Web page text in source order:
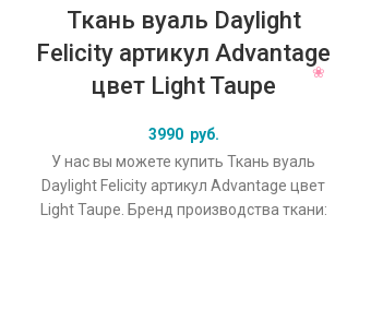
Ткань вуаль Daylight
Felicity артикул Advantage
цвет Light Taupe
3990 руб.
У нас вы можете купить Ткань вуаль
Daylight Felicity артикул Advantage цвет
Light Taupe. Бренд производства ткани: